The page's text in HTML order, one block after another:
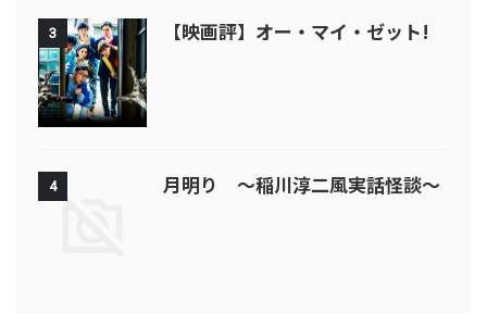
3 【映画評】オー・マイ・ゼット!
4 月明り ～稲川淳二風実話怪談～